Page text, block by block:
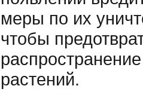
меры по их
чтобы
растений.